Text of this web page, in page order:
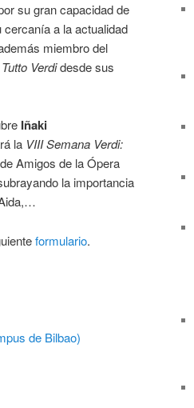
su gran capacidad de
a la actualidad
miembro del
Tutto Verdidesde sus
Iñaki
la VIII Semana Verdi:
Amigos de la Ópera
la importancia
formulario.
de Bilbao)